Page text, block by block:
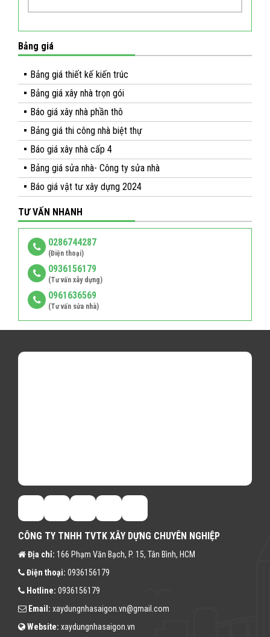
Bảng giá
Bảng giá thiết kế kiến trúc
Bảng giá xây nhà trọn gói
Báo giá xây nhà phần thô
Bảng giá thi công nhà biệt thự
Báo giá xây nhà cấp 4
Bảng giá sửa nhà- Công ty sửa nhà
Báo giá vật tư xây dựng 2024
TƯ VẤN NHANH
0286744287
(Điện thoại)
0936156179
(Tư vấn xây dựng)
0961636569
(Tư vấn sửa nhà)
CÔNG TY TNHH TVTK XÂY DỰNG CHUYÊN NGHIỆP
Địa chỉ: 166 Phạm Văn Bạch, P. 15, Tân Bình, HCM
Điện thoại: 0936156179
Hotline: 0936156179
Email: xaydungnhasaigon.vn@gmail.com
Website: xaydungnhasaigon.vn